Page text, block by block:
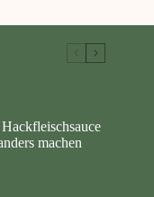
machen